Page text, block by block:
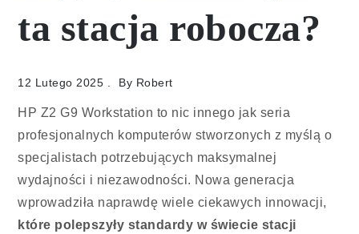
ta stacja robocza?
12 Lutego 2025 By Robert
HP Z2 G9 Workstation to nic innego jak seria
profesjonalnych komputerów stworzonych z myślą o
specjalistach potrzebujących maksymalnej
wydajności i niezawodności. Nowa generacja
wprowadziła naprawdę wiele ciekawych innowacji,
które polepszyły standardy w świecie stacji